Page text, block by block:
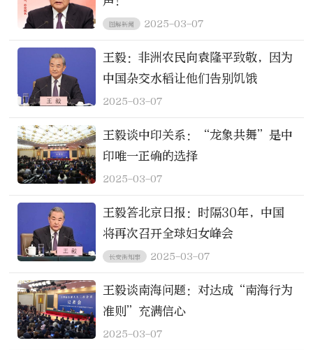
图解新闻 2025-03-07
王毅：非洲农民向袁隆平致敬，因为
中国杂交水稻让他们告别饥饿
2025-03-07
王毅谈中印关系：“龙象共舞”是中
印唯一正确的选择
2025-03-07
王毅答北京日报：时隔30年，中国
将再次召开全球妇女峰会
长安街知事 2025-03-07
王毅谈南海问题：对达成“南海行为
准则”充满信心
2025-03-07